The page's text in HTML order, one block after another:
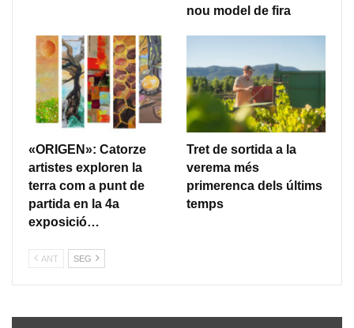
nou model de fira
«ORIGEN»: Catorze
artistes exploren la
terra com a punt de
partida en la 4a
exposició…
Tret de sortida a la
verema més
primerenca dels últims
temps
ANT SEG